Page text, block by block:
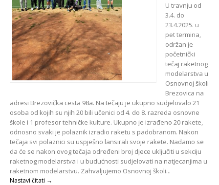
U travnju od
3.4. do
23.4.2025. u
pet termina,
održan je
početnički
tečaj raketnog
modelarstva u
Osnovnoj školi
Brezovica na
adresi Brezovička cesta 98a. Na tečaju je ukupno sudjelovalo 21
osoba od kojih su njih 20 bili učenici od 4. do 8. razreda osnovne
škole i 1 profesor tehničke kulture. Ukupno je izrađeno 20 rakete,
odnosno svaki je polaznik izradio raketu s padobranom. Nakon
tečaja svi polaznici su uspješno lansirali svoje rakete. Nadamo se
da će se nakon ovog tečaja određeni broj djece uključiti u sekciju
raketnog modelarstva i u budućnosti sudjelovati na natjecanjima u
raketnom modelarstvu. Zahvaljujemo Osnovnoj školi...
Nastavi čitati →